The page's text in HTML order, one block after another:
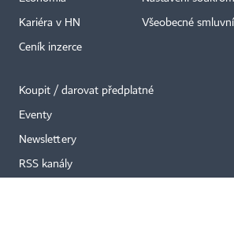
Kariéra v HN
Ceník inzerce
Všeobecné
Koupit / darovat předplatné
Eventy
Newslettery
RSS kanály